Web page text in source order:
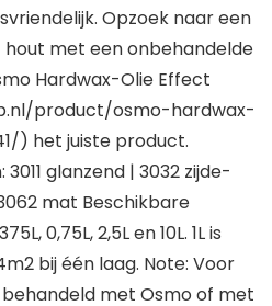
Opzoek naar een
met een onbehandelde
Hardwax-Olie Effect
product/osmo-hardwax-
) het juiste product.
glanzend | 3032 zijde-
mat Beschikbare
0,75L, 2,5L en 10L. 1L is
bij één laag. Note: Voor
met Osmo of met